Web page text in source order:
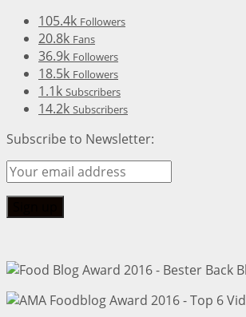
105.4k Followers
20.8k Fans
36.9k Followers
18.5k Followers
1.1k Subscribers
14.2k Subscribers
Subscribe to Newsletter: